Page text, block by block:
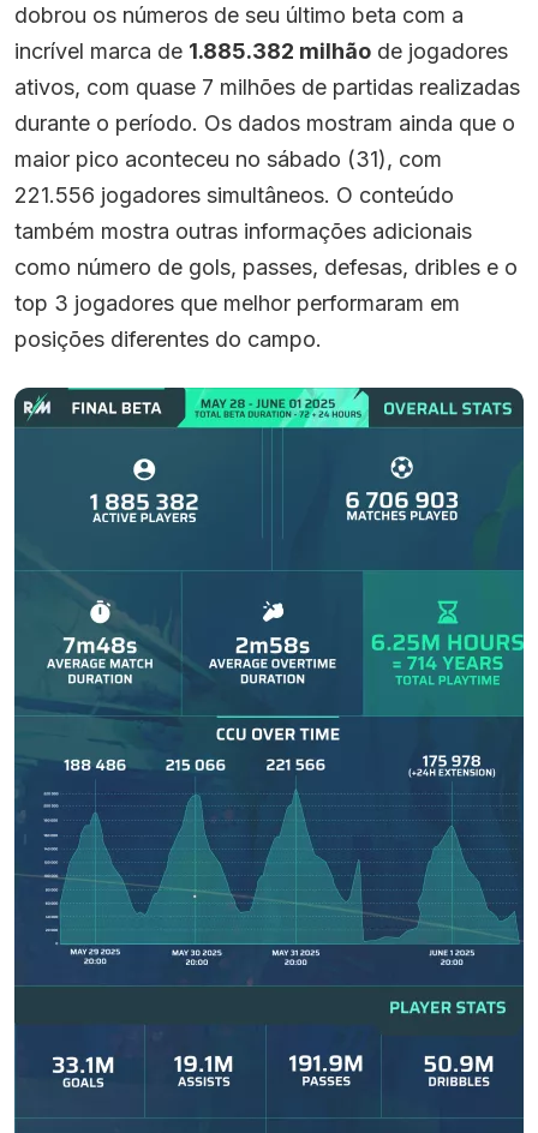
dobrou os números de seu último beta com a
incrível marca de 1.885.382 milhão de jogadores
ativos, com quase 7 milhões de partidas realizadas
durante o período. Os dados mostram ainda que o
maior pico aconteceu no sábado (31), com
221.556 jogadores simultâneos. O conteúdo
também mostra outras informações adicionais
como número de gols, passes, defesas, dribles e o
top 3 jogadores que melhor performaram em
posições diferentes do campo.